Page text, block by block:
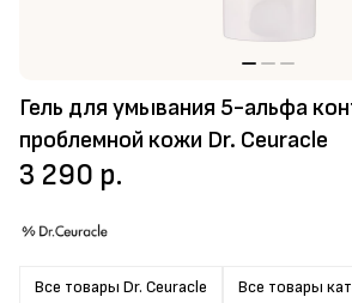
Гель для умывания 5-альфа
проблемной кожи Dr. Ceuracle
Все товары Dr. Ceuracle Все товары
3 290 р.